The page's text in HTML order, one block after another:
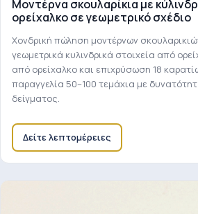
Μοντέρνα σκουλαρίκια με
ορείχαλκο σε γεωμετρικό σχέδιο
Χονδρική πώληση μοντέρνων
γεωμετρικά κυλινδρικά στοιχεία από
από ορείχαλκο και επιχρύσωση 18
παραγγελία 50–100 τεμάχια με
δείγματος.
Δείτε λεπτομέρειες